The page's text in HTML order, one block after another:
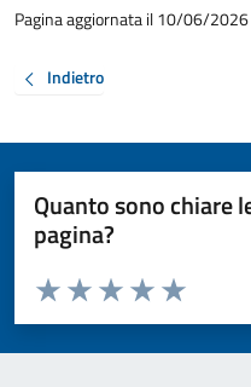
Pagina aggiornata il 10/06/
Indietro
Quanto sono chiare
pagina?
Valuta da 1 a 5 stelle la pagina
Valuta 5
Valuta 4 stelle
Valuta 3 stelle su 5
Valuta 2 stelle su 5
Valuta 1 stelle su 5